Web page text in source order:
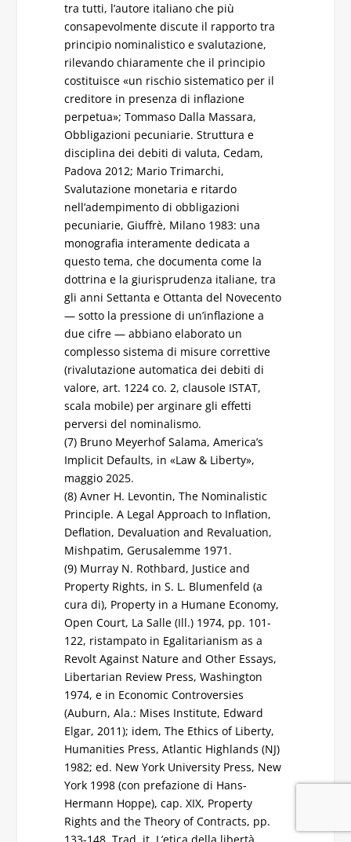
tra tutti, l’autore italiano che più
consapevolmente discute il rapporto tra
principio nominalistico e svalutazione,
rilevando chiaramente che il principio
costituisce «un rischio sistematico per il
creditore in presenza di inflazione
perpetua»; Tommaso Dalla Massara,
Obbligazioni pecuniarie. Struttura e
disciplina dei debiti di valuta, Cedam,
Padova 2012; Mario Trimarchi,
Svalutazione monetaria e ritardo
nell’adempimento di obbligazioni
pecuniarie, Giuffrè, Milano 1983: una
monografia interamente dedicata a
questo tema, che documenta come la
dottrina e la giurisprudenza italiane, tra
gli anni Settanta e Ottanta del Novecento
— sotto la pressione di un’inflazione a
due cifre — abbiano elaborato un
complesso sistema di misure correttive
(rivalutazione automatica dei debiti di
valore, art. 1224 co. 2, clausole ISTAT,
scala mobile) per arginare gli effetti
perversi del nominalismo.
(7) Bruno Meyerhof Salama, America’s
Implicit Defaults, in «Law & Liberty»,
maggio 2025.
(8) Avner H. Levontin, The Nominalistic
Principle. A Legal Approach to Inflation,
Deflation, Devaluation and Revaluation,
Mishpatim, Gerusalemme 1971.
(9) Murray N. Rothbard, Justice and
Property Rights, in S. L. Blumenfeld (a
cura di), Property in a Humane Economy,
Open Court, La Salle (Ill.) 1974, pp. 101-
122, ristampato in Egalitarianism as a
Revolt Against Nature and Other Essays,
Libertarian Review Press, Washington
1974, e in Economic Controversies
(Auburn, Ala.: Mises Institute, Edward
Elgar, 2011); idem, The Ethics of Liberty,
Humanities Press, Atlantic Highlands (NJ)
1982; ed. New York University Press, New
York 1998 (con prefazione di Hans-
Hermann Hoppe), cap. XIX, Property
Rights and the Theory of Contracts, pp.